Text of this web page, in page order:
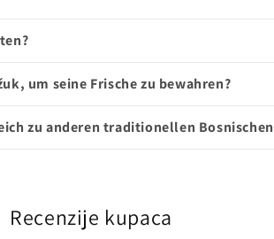
um seine Frische zu bewahren?
zu anderen traditionellen
Recenzije kupaca